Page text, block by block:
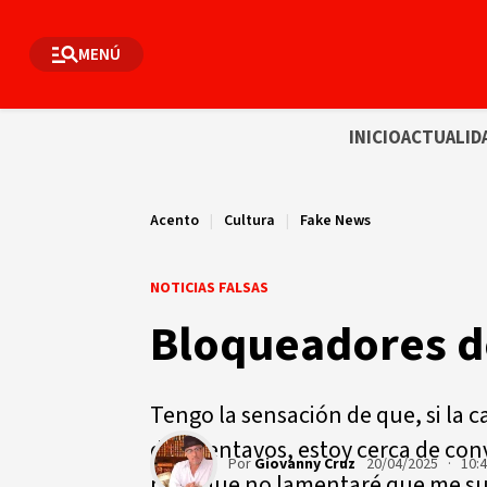
MENÚ
INICIO
Acento | Cultura | Fake News
NOTICIAS FALSAS
Bloqueadores
Tengo la sensación de que, si la
diez centavos, estoy cerca de
Por Giovanny Cruz 20/04/2025 ·